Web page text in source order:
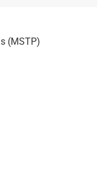
sản phẩm C60.
danh sách camera,
tiêu thụ điện năng và
web.
(MSTP)